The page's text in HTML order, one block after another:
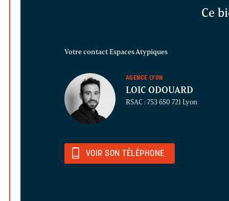
Ce
Votre contact Espaces Atypiques
AGENCE LYON
LOIC ODOUARD
RSAC : 753 650 721 Lyon
VOIR SON TÉLÉPHONE